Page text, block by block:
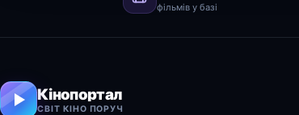
фільмів у базі
Кінопортал
СВІТ КІНО ПОРУЧ